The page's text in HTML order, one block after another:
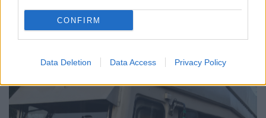
CONFIRM
Data Deletion Data Access Privacy Policy